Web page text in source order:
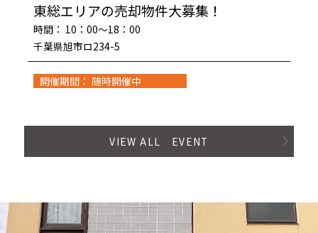
東総エリアの売却物件大募集！
時間： 10：00～18：00
千葉県旭市ロ234-5
開催期間： 随時開催中
VIEW ALL EVENT